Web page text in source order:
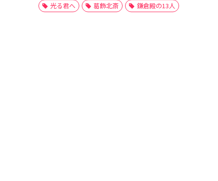
光る君へ
葛飾北斎 鎌倉殿の13人